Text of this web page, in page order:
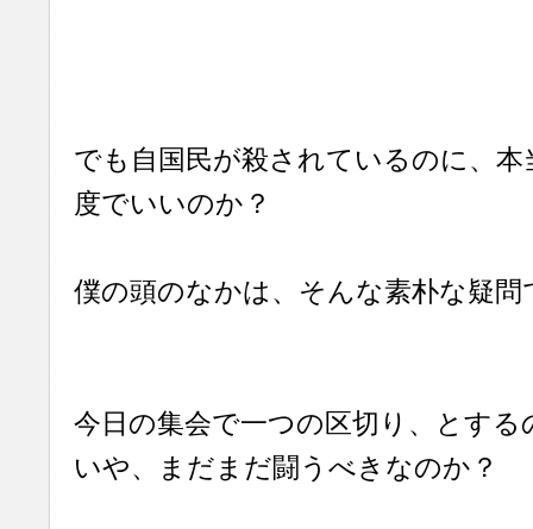
でも自国民が殺されているのに、
度でいいのか？
僕の頭のなかは、そんな素朴な疑問
今日の集会で一つの区切り、とする
いや、まだまだ闘うべきなのか？